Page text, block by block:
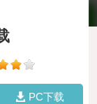
PC下载